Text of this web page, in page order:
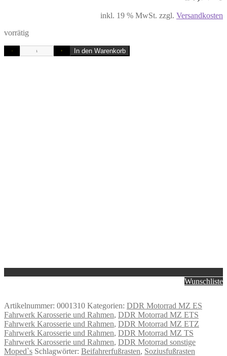
inkl. 19 % MwSt. zzgl. Versandkosten
vorrätig
- + In den Warenkorb
Wunschliste
Artikelnummer: 0001310 Kategorien: DDR Motorrad MZ ES
Fahrwerk Karosserie und Rahmen, DDR Motorrad MZ ETS
Fahrwerk Karosserie und Rahmen, DDR Motorrad MZ ETZ
Fahrwerk Karosserie und Rahmen, DDR Motorrad MZ TS
Fahrwerk Karosserie und Rahmen, DDR Motorrad sonstige
Moped`s Schlagwörter: Beifahrerfußrasten, Soziusfußrasten